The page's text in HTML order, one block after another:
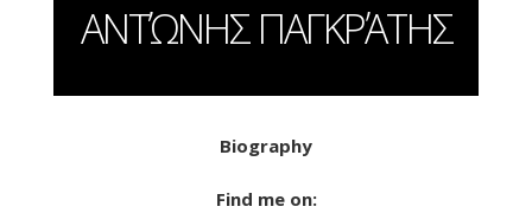
ΑΝΤΏΝΗΣ ΠΑΓΚΡΆΤΗΣ
Biography
Find me on: